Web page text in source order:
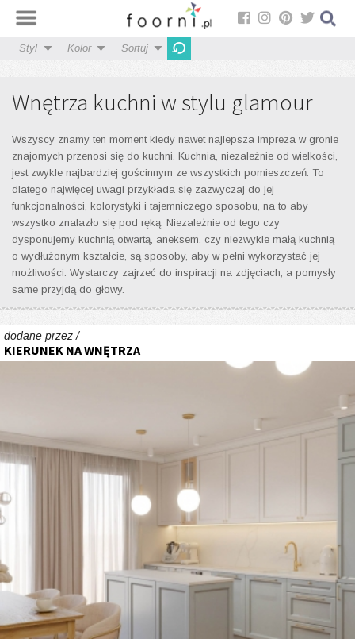
Styl Kolor Sortuj
Wnętrza kuchni w stylu glamour
Wszyscy znamy ten moment kiedy nawet najlepsza impreza w gronie
znajomych przenosi się do kuchni. Kuchnia, niezależnie od wielkości,
jest zwykle najbardziej gościnnym ze wszystkich pomieszczeń. To
dlatego najwięcej uwagi przykłada się zazwyczaj do jej
funkcjonalności, kolorystyki i tajemniczego sposobu, na to aby
wszystko znalazło się pod ręką. Niezależnie od tego czy
dysponujemy kuchnią otwartą, aneksem, czy niezwykle małą kuchnią
o wydłużonym kształcie, są sposoby, aby w pełni wykorzystać jej
możliwości. Wystarczy zajrzeć do inspiracji na zdjęciach, a pomysły
same przyjdą do głowy.
dodane przez /
KIERUNEK NA WNĘTRZA